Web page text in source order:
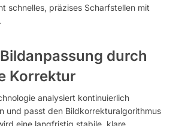
schnelles, präzises Scharfstellen mit
durch
Korrektur
analysiert kontinuierlich
und passt den Bildkorrekturalgorithmus
eine langfristig stabile, klare